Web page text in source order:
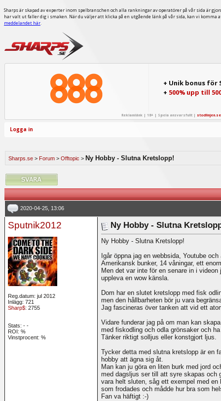
Sharps är skapad av experter inom spelbranschen och alla rankningar av operatörer på vår sida är
har valt ut faller dig i smaken. När du väljer att klicka på en utgående länk på vår sida, kan vi
meddelandet här.
+ Unik bonus för
+ 500% upp till
Reklamlänk | 18+ | Spela ansvarsfullt | stodlinjen.se
Logga in
Sharps.se > Forum > Offtopic > Ny Hobby - Slutna Kretslopp!
2020-04-25, 13:06
Sputnik2012
Reg.datum: jul 2012
Inlägg: 721
Sharp$: 2755
Stats: - -
ROI: %
Vinstprocent: %
Ny Hobby - Slutna
Ny Hobby - Slutna Kretslopp!
Igår öppna jag en webbsida, Youtube
Amerikansk bunker, 14 våningar, ett
Men det var inte för en senare in i
uppleva en wow känsla.
Dom har en slutet kretslopp med fisk
men den hållbarheten bör ju vara
Jag fascineras över tanken att vid ett
Vidare funderar jag på om man kan
med fiskodling och odla grönsaker och
Tänker riktigt solljus eller konstgjort ljus.
Tycker detta med slutna kretslopp är en
hobby att ägna sig åt.
Man kan ju göra en liten burk med jord
med dagsljus ser till att syre skapas och
vara helt sluten, såg ett exempel med
som frodades och mådde hur bra som
Fan va häftigt :-)